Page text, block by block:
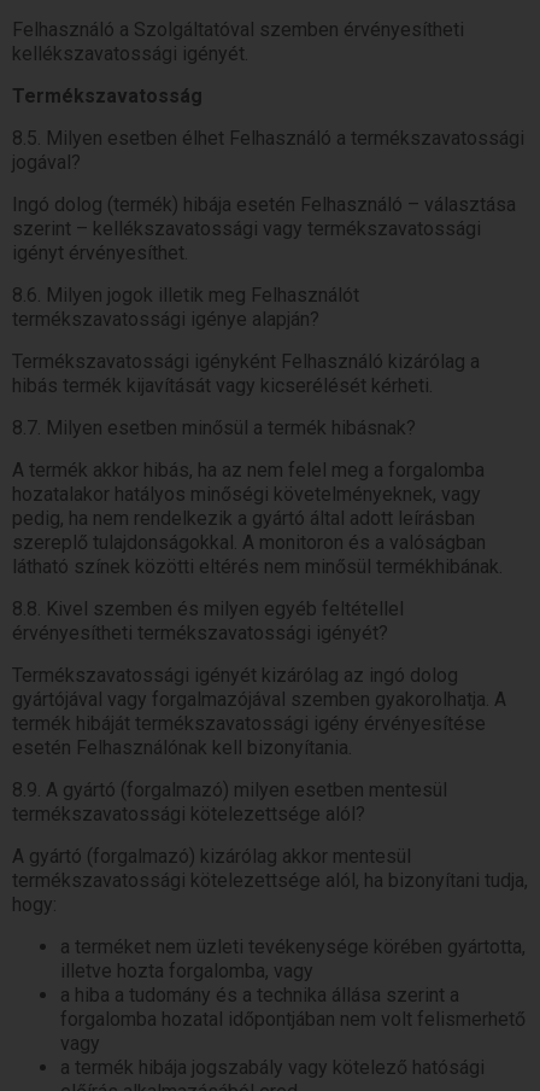
Felhasználó a Szolgáltatóval szemben érvényesítheti
kellékszavatossági igényét.
Termékszavatosság
8.5. Milyen esetben élhet Felhasználó a termékszavatossági
jogával?
Ingó dolog (termék) hibája esetén Felhasználó – választása
szerint – kellékszavatossági vagy termékszavatossági
igényt érvényesíthet.
8.6. Milyen jogok illetik meg Felhasználót
termékszavatossági igénye alapján?
Termékszavatossági igényként Felhasználó kizárólag a
hibás termék kijavítását vagy kicserélését kérheti.
8.7. Milyen esetben minősül a termék hibásnak?
A termék akkor hibás, ha az nem felel meg a forgalomba
hozatalakor hatályos minőségi követelményeknek, vagy
pedig, ha nem rendelkezik a gyártó által adott leírásban
szereplő tulajdonságokkal. A monitoron és a valóságban
látható színek közötti eltérés nem minősül termékhibának.
8.8. Kivel szemben és milyen egyéb feltétellel
érvényesítheti termékszavatossági igényét?
Termékszavatossági igényét kizárólag az ingó dolog
gyártójával vagy forgalmazójával szemben gyakorolhatja. A
termék hibáját termékszavatossági igény érvényesítése
esetén Felhasználónak kell bizonyítania.
8.9. A gyártó (forgalmazó) milyen esetben mentesül
termékszavatossági kötelezettsége alól?
A gyártó (forgalmazó) kizárólag akkor mentesül
termékszavatossági kötelezettsége alól, ha bizonyítani tudja,
hogy:
a terméket nem üzleti tevékenysége körében gyártotta,
illetve hozta forgalomba, vagy
a hiba a tudomány és a technika állása szerint a
forgalomba hozatal időpontjában nem volt felismerhető
vagy
a termék hibája jogszabály vagy kötelező hatósági